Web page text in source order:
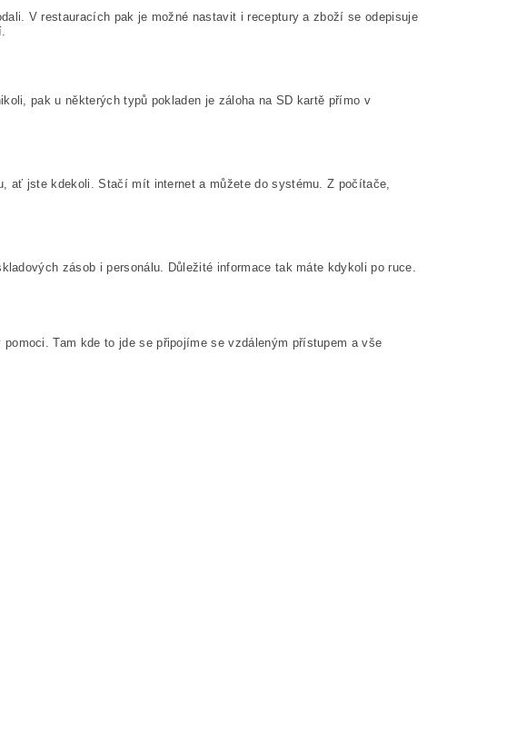
V restauracích pak je možné nastavit i receptury a zboží se odepisuje
pak u některých typů pokladen je záloha na SD kartě přímo v
ať jste kdekoli. Stačí mít internet a můžete do systému. Z počítače,
zásob i personálu. Důležité informace tak máte kdykoli po ruce.
Tam kde to jde se připojíme se vzdáleným přístupem a vše